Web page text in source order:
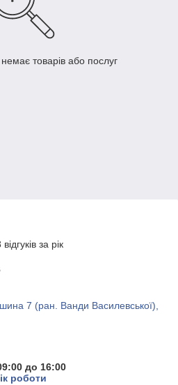
товарів або послуг
за рік
7 (ран. Ванди Василевської),
до 16:00
роботи